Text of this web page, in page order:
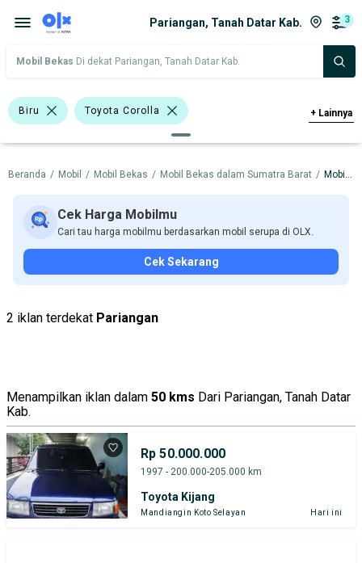
Pariangan, Tanah Datar Kab. 3
Mobil Bekas Di dekat Pariangan, Tanah Datar Kab.
Biru Toyota Corolla
Toyota Kijang Datsun Toyota
Volkswagen
Harga Merek Dan Model
+ Lainnya
Beranda / Mobil / Mobil Bekas / Mobil Bekas dalam Sumatra Barat / Mobil Bekas dalam Tanah Datar Kab.
Cek Harga Mobilmu
Cari tau harga mobilmu berdasarkan mobil serupa di OLX.
Cek Sekarang
2 iklan terdekat Pariangan
Menampilkan iklan dalam 50 kms Dari Pariangan, Tanah Datar
Kab.
Rp 50.000.000
1997 - 200.000-205.000 km
Toyota Kijang
Mandiangin Koto Selayan Hari ini